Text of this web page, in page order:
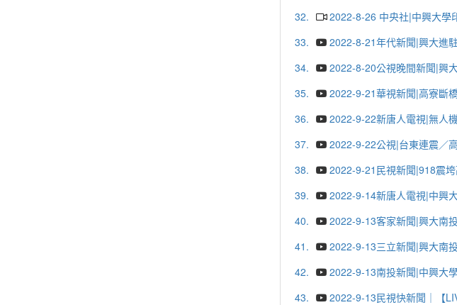
32.
2022-8-26 中央社|中興大學
33.
2022-8-21年代新聞|興大進
34.
2022-8-20公視晚間新聞|興
35.
2022-9-21華視新聞|高寮斷
36.
2022-9-22新唐人電視|無人
37.
2022-9-22公視|台東連震／
38.
2022-9-21民視新聞|918震
39.
2022-9-14新唐人電視|中興
40.
2022-9-13客家新聞|興大南
41.
2022-9-13三立新聞|興大南
42.
2022-9-13南投新聞|中興大
43.
2022-9-13民視快新聞｜【